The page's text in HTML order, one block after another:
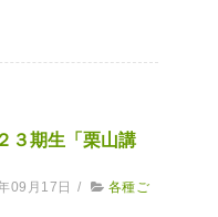
３期生「栗山講
09月17日 /
各種ご